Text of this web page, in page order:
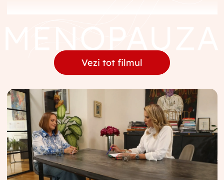
Vezi tot filmul